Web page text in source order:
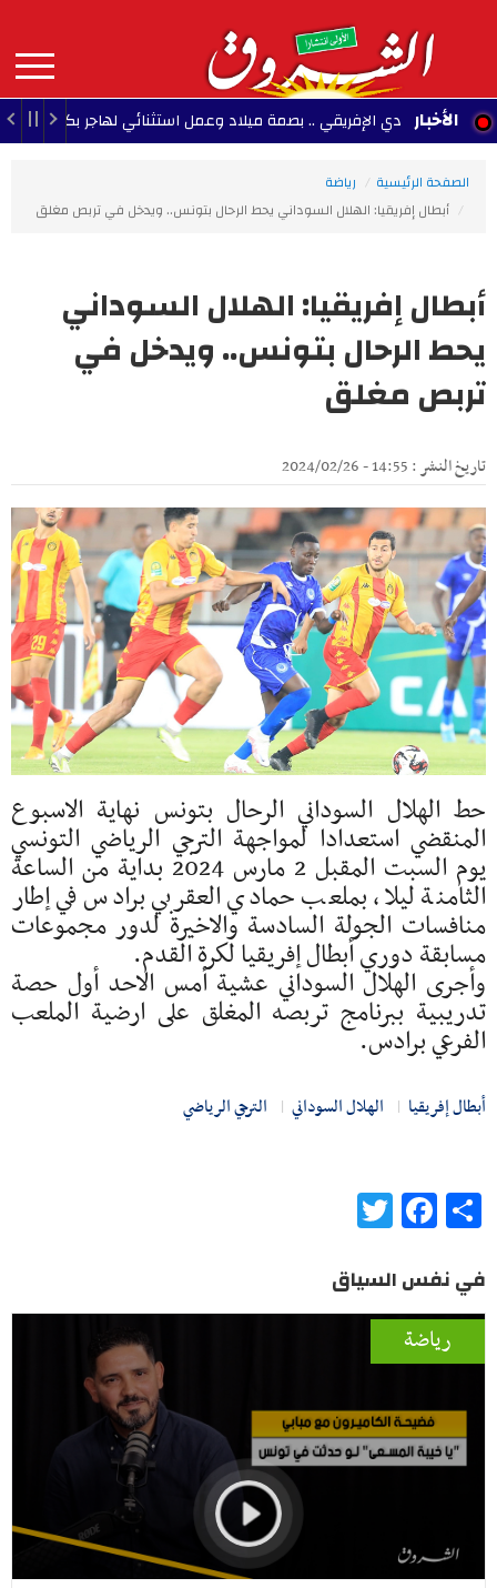
contenu
principal
MAIN
NAVIGATION الأخبار
الإفريقي .. بصمة ميلاد وعمل استثنائي لهاجر بكار (فيديو)
الصفحة الرئيسية
رياضة
أبطال إفريقيا: الهلال السوداني يحط الرحال بتونس.. ويدخل في تربص مغلق
أبطال إفريقيا: الهلال السوداني
يحط الرحال بتونس.. ويدخل في
تربص مغلق
تاريخ النشر : 14:55 - 2024/02/26
حط الهلال السوداني الرحال بتونس نهاية الاسبوع
المنقضي استعدادا لمواجهة الترجي الرياضي التونسي
يوم السبت المقبل 2 مارس 2024 بداية من الساعة
الثامنة ليلا، بملعب حمادي العقربي برادس في إطار
منافسات الجولة السادسة والاخيرة لدور مجموعات
مسابقة دوري أبطال إفريقيا لكرة القدم.
وأجرى الهلال السوداني عشية أمس الاحد أول حصة
تدريبية ببرنامج تربصه المغلق على ارضية الملعب
الفرعي برادس.
أبطال إفريقيا الهلال السوداني الترجي الرياضي
Share
Facebook
في نفس السياق
رياضة